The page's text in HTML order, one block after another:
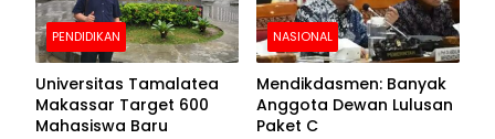
PENDIDIKAN
Universitas Tamalatea
Makassar Target 600
Mahasiswa Baru
NASIONAL
Mendikdasmen: Banyak
Anggota Dewan Lulusan
Paket C